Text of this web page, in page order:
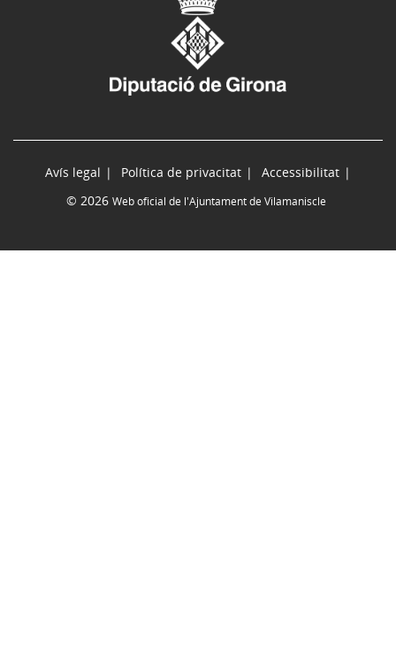
Avís legal Política de privacitat
Accessibilitat
© 2026 Web oficial de l'Ajuntament de Vilamaniscle